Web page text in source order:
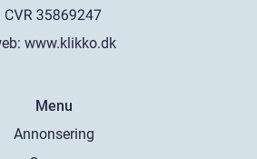
www.klikko.dk
Menu
Annonsering